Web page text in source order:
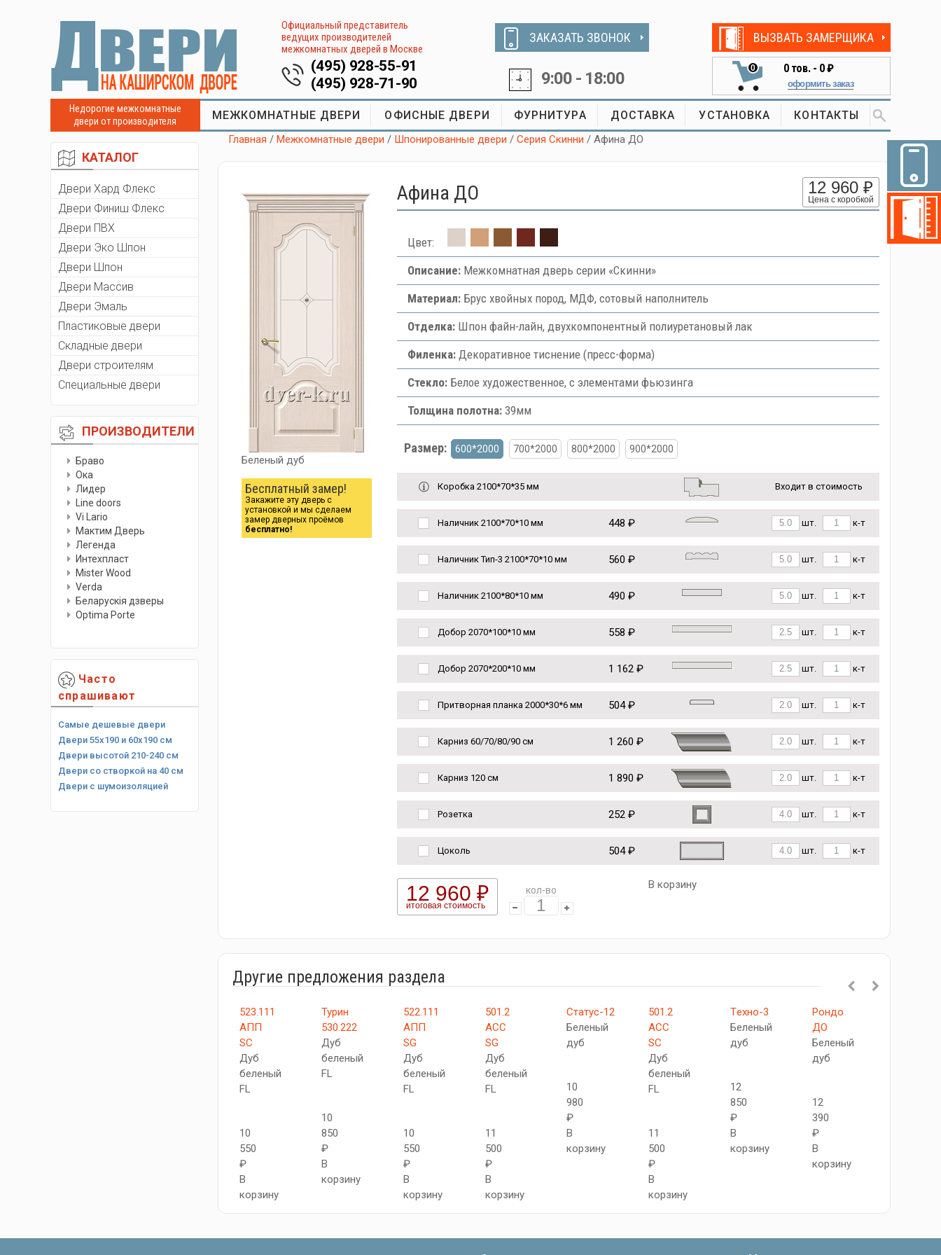
Официальный представитель
ведущих производителей
межкомнатных дверей в Москве
(495) 928-55-91
(495) 928-71-90
ЗАКАЗАТЬ ЗВОНОК
9:00 - 18:00
ВЫЗВАТЬ ЗАМЕРЩИКА
0 0тов. - 0 ₽
оформить заказ
Недорогие межкомнатные
двери от производителя
МЕЖКОМНАТНЫЕ ДВЕРИ ОФИСНЫЕ ДВЕРИ ФУРНИТУРА ДОСТАВКА УСТАНОВКА КОНТАКТЫ
КАТАЛОГ
Двери Хард Флекс
Двери Финиш Флекс
Двери ПВХ
Двери Эко Шпон
Двери Шпон
Двери Массив
Двери Эмаль
Пластиковые двери
Складные двери
Двери строителям
Специальные двери
ПРОИЗВОДИТЕЛИ
Браво
Ока
Лидер
Line doors
Vi Lario
Мактим Дверь
Легенда
Интехпласт
Мister Wood
Verda
Беларускiя дзверы
Optima Porte
Часто
спрашивают
Самые дешевые двери
Двери 55х190 и 60х190 см
Двери высотой 210-240 см
Двери со створкой на 40 см
Двери с шумоизоляцией
Главная /Межкомнатные двери / Шпонированные двери /Серия Скинни / Афина ДО
Беленый дуб
Бесплатный замер!
Закажите эту дверь с
установкой и мы сделаем
замер дверных проёмов
бесплатно!
Афина ДО 12 960 ₽
Цена с коробкой
Цвет:
Описание:Межкомнатная дверь серии «Скинни»
Материал:Брус хвойных пород, МДФ, сотовый наполнитель
Отделка:Шпон файн-лайн, двухкомпонентный полиуретановый лак
Филенка:Декоративное тиснение (пресс-форма)
Стекло:Белое художественное, с элементами фьюзинга
Толщина полотна:39мм
Размер: 600*2000 700*2000 800*2000 900*2000
Коробка 2100*70*35 мм Входит в стоимость
Наличник 2100*70*10 мм 448 ₽ шт. к-т
Наличник Тип-3 2100*70*10 мм 560 ₽ шт. к-т
Наличник 2100*80*10 мм 490 ₽ шт. к-т
Добор 2070*100*10 мм 558 ₽ шт. к-т
Добор 2070*200*10 мм 1 162 ₽ шт. к-т
Притворная планка 2000*30*6 мм 504 ₽ шт. к-т
Карниз 60/70/80/90 см 1 260 ₽ шт. к-т
Карниз 120 см 1 890 ₽ шт. к-т
Розетка 252 ₽ шт. к-т
Цоколь 504 ₽ шт. к-т
12 960 ₽
итоговая стоимость
кол-во В корзину
Другие предложения раздела
523.111
АПП
SC
Дуб
беленый
FL
10
550
₽
В
корзину
Турин
530.222
Дуб
беленый
FL
10
850
₽
В
корзину
522.111
АПП
SG
Дуб
беленый
FL
10
550
₽
В
корзину
501.2
АСС
SG
Дуб
беленый
FL
11
500
₽
В
корзину
Статус-12
Беленый
дуб
10
980
₽
В
корзину
501.2
АСС
SC
Дуб
беленый
FL
11
500
₽
В
корзину
Tехно-3
Беленый
дуб
12
850
₽
В
корзину
Рондо
ДО
Беленый
дуб
12
390
₽
В
корзину